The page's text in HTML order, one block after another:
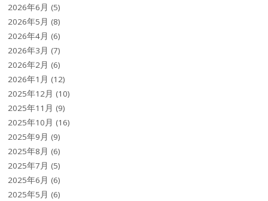
2026年6月 (5)
2026年5月 (8)
2026年4月 (6)
2026年3月 (7)
2026年2月 (6)
2026年1月 (12)
2025年12月 (10)
2025年11月 (9)
2025年10月 (16)
2025年9月 (9)
2025年8月 (6)
2025年7月 (5)
2025年6月 (6)
2025年5月 (6)